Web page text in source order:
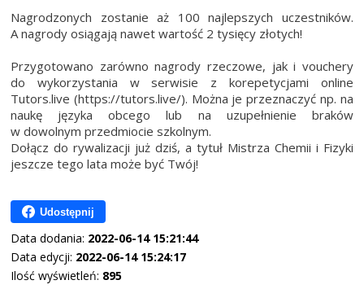
Nagrodzonych zostanie aż 100 najlepszych uczestników.
A nagrody osiągają nawet wartość 2 tysięcy złotych!
Przygotowano zarówno nagrody rzeczowe, jak i vouchery
do wykorzystania w serwisie z korepetycjami online
Tutors.live (https://tutors.live/). Można je przeznaczyć np. na
naukę języka obcego lub na uzupełnienie braków
w dowolnym przedmiocie szkolnym.
Dołącz do rywalizacji już dziś, a tytuł Mistrza Chemii i Fizyki
jeszcze tego lata może być Twój!
Udostępnij
Data dodania: 2022-06-14 15:21:44
Data edycji: 2022-06-14 15:24:17
Ilość wyświetleń: 895